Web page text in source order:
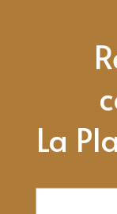
La